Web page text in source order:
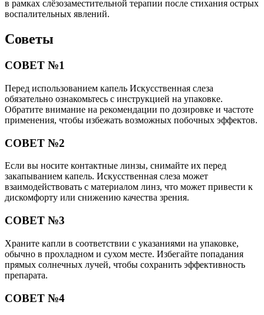
в рамках слёзозаместительной терапии после стихания острых
воспалительных явлений.
Советы
СОВЕТ №1
Перед использованием капель Искусственная слеза
обязательно ознакомьтесь с инструкцией на упаковке.
Обратите внимание на рекомендации по дозировке и частоте
применения, чтобы избежать возможных побочных эффектов.
СОВЕТ №2
Если вы носите контактные линзы, снимайте их перед
закапыванием капель. Искусственная слеза может
взаимодействовать с материалом линз, что может привести к
дискомфорту или снижению качества зрения.
СОВЕТ №3
Храните капли в соответствии с указаниями на упаковке,
обычно в прохладном и сухом месте. Избегайте попадания
прямых солнечных лучей, чтобы сохранить эффективность
препарата.
СОВЕТ №4